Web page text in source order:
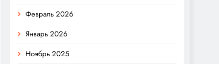
Февраль 2026
Январь 2026
Ноябрь 2025